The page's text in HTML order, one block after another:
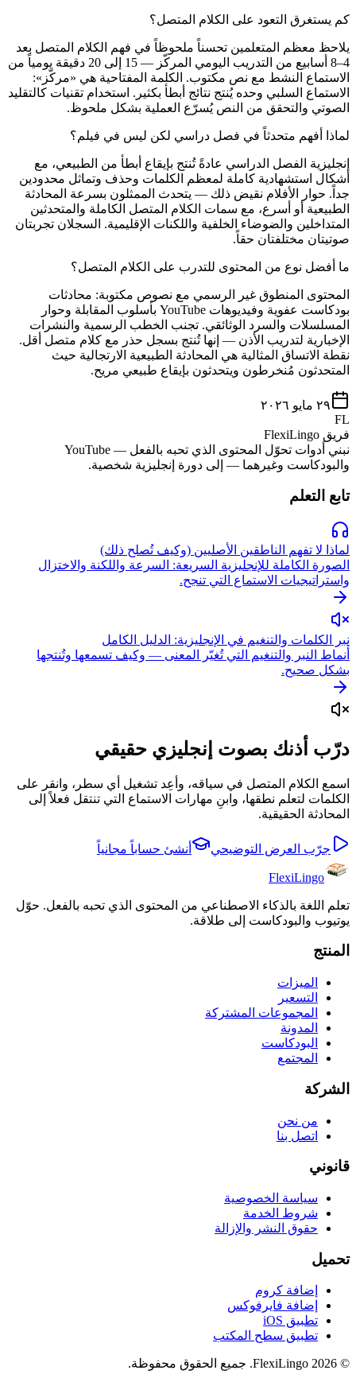
كم يستغرق التعود على الكلام المتصل؟
يلاحظ معظم المتعلمين تحسناً ملحوظاً في فهم الكلام المتصل بعد
4–8 أسابيع من التدريب اليومي المركّز — 15 إلى 20 دقيقة يومياً من
الاستماع النشط مع نص مكتوب. الكلمة المفتاحية هي «مركّز»:
الاستماع السلبي وحده يُنتج نتائج أبطأ بكثير. استخدام تقنيات كالتقليد
الصوتي والتحقق من النص يُسرّع العملية بشكل ملحوظ.
لماذا أفهم متحدثاً في فصل دراسي لكن ليس في فيلم؟
إنجليزية الفصل الدراسي عادةً تُنتج بإيقاع أبطأ من الطبيعي، مع
أشكال استشهادية كاملة لمعظم الكلمات وحذف وتماثل محدودين
جداً. حوار الأفلام نقيض ذلك — يتحدث الممثلون بسرعة المحادثة
الطبيعية أو أسرع، مع سمات الكلام المتصل الكاملة والمتحدثين
المتداخلين والضوضاء الخلفية واللكنات الإقليمية. السجلان تجربتان
صوتيتان مختلفتان حقاً.
ما أفضل نوع من المحتوى للتدرب على الكلام المتصل؟
المحتوى المنطوق غير الرسمي مع نصوص مكتوبة: محادثات
بودكاست عفوية وفيديوهات YouTube بأسلوب المقابلة وحوار
المسلسلات والسرد الوثائقي. تجنب الخطب الرسمية والنشرات
الإخبارية لتدريب الأذن — إنها تُنتج بسجل حذر مع كلام متصل أقل.
نقطة الاتساق المثالية هي المحادثة الطبيعية الارتجالية حيث
المتحدثون مُنخرطون ويتحدثون بإيقاع طبيعي مريح.
٢٩ مايو ٢٠٢٦
FL
فريق FlexiLingo
نبني أدوات تحوّل المحتوى الذي تحبه بالفعل — YouTube
والبودكاست وغيرهما — إلى دورة إنجليزية شخصية.
تابع التعلم
لماذا لا تفهم الناطقين الأصليين (وكيف تُصلح ذلك)
الصورة الكاملة للإنجليزية السريعة: السرعة واللكنة والاختزال
واستراتيجيات الاستماع التي تنجح.
نبر الكلمات والتنغيم في الإنجليزية: الدليل الكامل
أنماط النبر والتنغيم التي تُغيّر المعنى — وكيف تسمعها وتُنتجها
بشكل صحيح.
درّب أذنك بصوت إنجليزي حقيقي
اسمع الكلام المتصل في سياقه، وأعِد تشغيل أي سطر، وانقر على
الكلمات لتعلم نطقها، وابنِ مهارات الاستماع التي تنتقل فعلاً إلى
المحادثة الحقيقية.
جرّب العرض التوضيحي أنشئ حساباً مجانياً
FlexiLingo
تعلم اللغة بالذكاء الاصطناعي من المحتوى الذي تحبه بالفعل. حوّل
يوتيوب والبودكاست إلى طلاقة.
المنتج
الميزات
التسعير
المجموعات المشتركة
المدونة
البودكاست
المجتمع
الشركة
من نحن
اتصل بنا
قانوني
سياسة الخصوصية
شروط الخدمة
حقوق النشر والإزالة
تحميل
إضافة كروم
إضافة فايرفوكس
تطبيق iOS
تطبيق سطح المكتب
©
2026 جميع الحقوق محفوظة.